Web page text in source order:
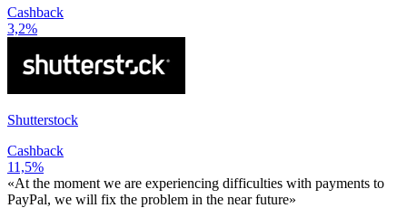
Cashback
3,2%
Shutterstock
Cashback
11,5%
«At the moment we are experiencing difficulties with payments to
PayPal, we will fix the problem in the near future»